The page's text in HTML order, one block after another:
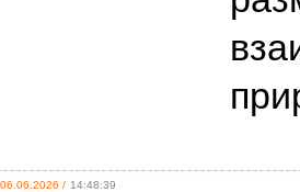
06.06.2026 / 14:48:39